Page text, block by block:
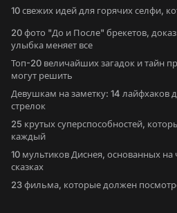
10 свежих идей для горячих селфи,
20 фото "До и После" брекетов,
улыбка меняет все
Топ-20 величайших загадок и тайн
могут решить
Девушкам на заметку: 14 лайфхаков
стрелок
25 крутых суперспособностей,
каждый
10 мультиков Диснея, основанных
сказках
23 фильма, которые должен